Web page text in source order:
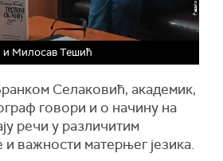
и Милосав Тешић
Селаковић, академик,
говори и о начину на
речи у различитим
и важности матерњег језика.